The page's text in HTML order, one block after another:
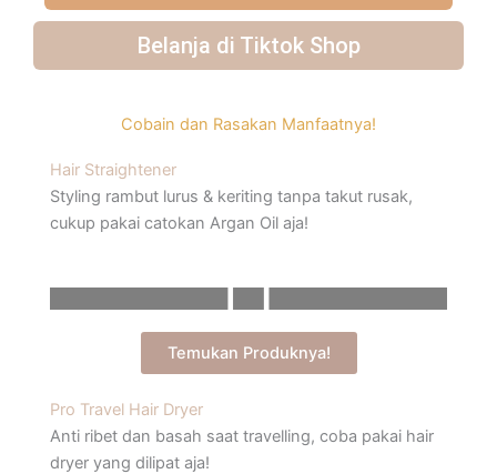
Belanja di Tiktok Shop
Cobain dan Rasakan Manfaatnya! ​
Hair Straightener
Styling rambut lurus & keriting tanpa takut rusak,
cukup pakai catokan Argan Oil aja!
Temukan Produknya!
Pro Travel Hair Dryer
Anti ribet dan basah saat travelling, coba pakai hair
dryer yang dilipat aja!